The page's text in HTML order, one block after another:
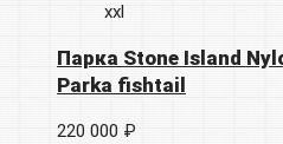
xxl
Парка Stone Island
Parka fishtail
220 000 ₽